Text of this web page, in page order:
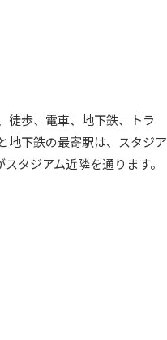
徒歩、電車、地下鉄、トラ
地下鉄の最寄駅は、スタジア
タジアム近隣を通ります。